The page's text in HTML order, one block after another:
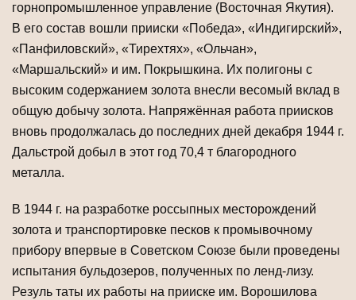
горнопромышленное управление (Восточная Якутия).
В его состав вошли прииски «Победа», «Индигирский»,
«Панфиловский», «Тирехтях», «Ольчан»,
«Маршальский» и им. Покрышкина. Их полигоны с
высоким содержанием золота внесли весомый вклад в
общую добычу золота. Напряжённая работа приисков
вновь продолжалась до последних дней декабря 1944 г.
Дальстрой добыл в этот год 70,4 т благородного
металла.
В 1944 г. на разработке россыпных месторождений
золота и транспортировке песков к промывочному
прибору впервые в Советском Союзе были проведены
испытания бульдозеров, полученных по ленд-лизу.
Резуль таты их работы на прииске им. Ворошилова